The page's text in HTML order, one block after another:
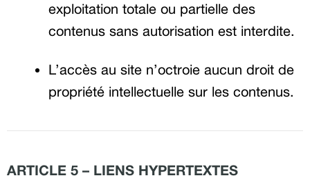
exploitation totale ou partielle des
contenus sans autorisation est interdite.
L’accès au site n’octroie aucun droit de
propriété intellectuelle sur les contenus.
ARTICLE 5 – LIENS HYPERTEXTES